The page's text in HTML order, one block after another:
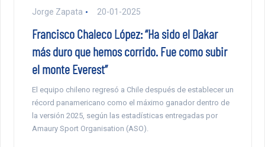
Jorge Zapata 20-01-2025
Francisco Chaleco López: “Ha sido el Dakar
más duro que hemos corrido. Fue como subir
el monte Everest”
El equipo chileno regresó a Chile después de establecer un
récord panamericano como el máximo ganador dentro de
la versión 2025, según las estadísticas entregadas por
Amaury Sport Organisation (ASO).